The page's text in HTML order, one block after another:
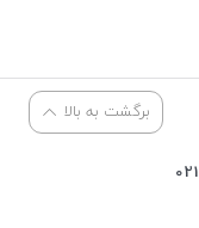
برگشت به بالا